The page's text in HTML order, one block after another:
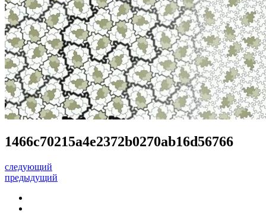
1466c70215a4e2372b0270ab16d56766
следующий
предыдущий